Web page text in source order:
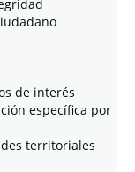
de interés
específica por
territoriales